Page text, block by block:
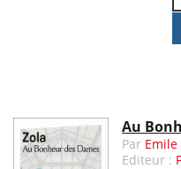
Au
Par Emile
Editeur :